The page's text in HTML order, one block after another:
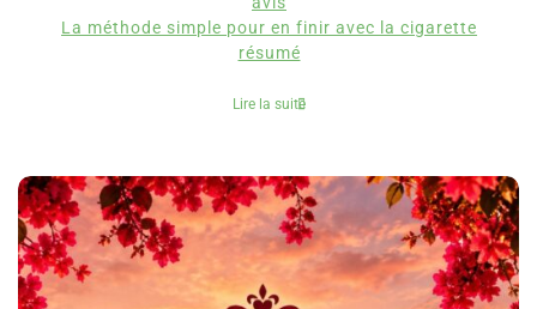
La méthode simple pour en finir avec la cigarette
résumé
Lire la suite